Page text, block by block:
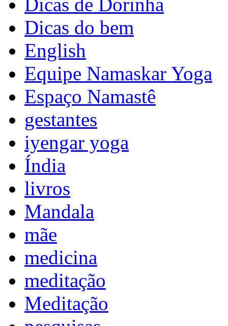
Dicas de Dorinha
Dicas do bem
English
Equipe Namaskar Yoga
Espaço Namastê
gestantes
iyengar yoga
Índia
livros
Mandala
mãe
medicina
meditação
Meditação